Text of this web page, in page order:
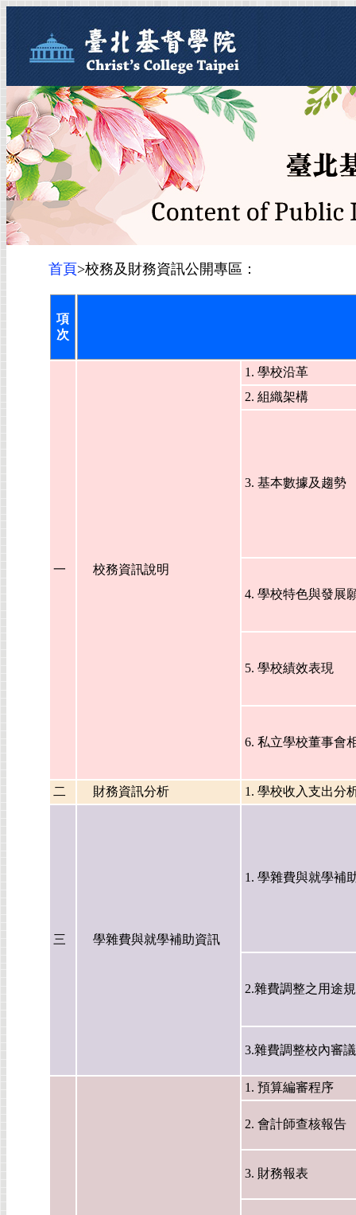
首頁>校務及財務資訊公開專區：
項
次
一 校務資訊說明
1. 學校沿革
2. 組織架構
3. 基本數據及趨勢
4. 學校特色與發展
5. 學校績效表現
6. 私立學校董事會
二 財務資訊分析 1. 學校收入支出分
三 學雜費與就學補助資訊
1. 學雜費與就學補
2.雜費調整之用途
3.雜費調整校內審
1. 預算編審程序
2. 會計師查核報告
3. 財務報表